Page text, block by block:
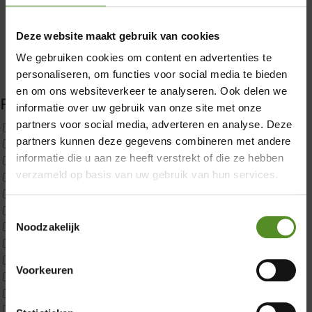
Deze website maakt gebruik van cookies
We gebruiken cookies om content en advertenties te
personaliseren, om functies voor social media te bieden
en om ons websiteverkeer te analyseren. Ook delen we
informatie over uw gebruik van onze site met onze
partners voor social media, adverteren en analyse. Deze
partners kunnen deze gegevens combineren met andere
informatie die u aan ze heeft verstrekt of die ze hebben
verzameld op basis van uw gebruik van hun services.
Toestemmingsselectie
Noodzakelijk
Voorkeuren
Filter producten
Uncategorized
2x p650 1pers
Custom
CustomBoxspring
ErkendMatras twijfelaar product
p350 1 Pers